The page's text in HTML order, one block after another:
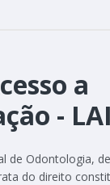
a
- LAI
de Odontologia,
do direito